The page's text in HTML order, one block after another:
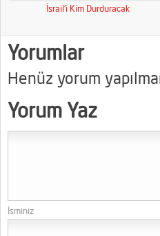
İsrail’i Kim Durduracak
Yorumlar
Henüz yorum
Yorum Yaz
İsminiz